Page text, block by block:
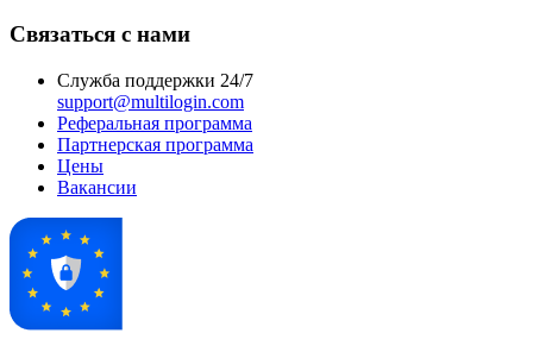
Связаться с нами
Служба поддержки 24/7
support@multilogin.com
Реферальная программа
Партнерская программа
Цены
Вакансии